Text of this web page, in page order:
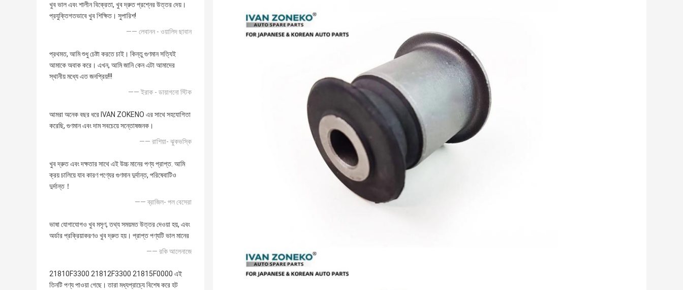
খুব ভাল এবং শালীন বিক্রেতা, খুব দ্রুত প্রশ্নের উত্তর দেয়।
প্রযুক্তিগতভাবে খুব শিক্ষিত। সুপারিশ!
—— লেবানন - ওয়ালিদ ছাবান
প্রথমত, আমি শুধু চেষ্টা করতে চাই। কিন্তু গুণমান সত্যিই
আমাকে অবাক করে। এখন, আমি জানি কেন এটা আমাদের
স্থানীয় মধ্যে এত জনপ্রিয়!!!
—— ইরাক - ডায়াগনো স্টিক
আমরা অনেক বছর ধরে IVAN ZOKENO এর সাথে সহযোগিতা
করেছি, গুণমান এবং দাম সবচেয়ে সন্তোষজনক।
—— রাশিয়া- ঝুকভস্কি
খুব দ্রুত এবং দক্ষতার সাথে এই উচ্চ মানের পণ্য প্রাপ্ত. আমি
ক্রয় চালিয়ে যাব কারণ পণ্যের গুণমান দুর্দান্ত, পরিষেবাটিও
দুর্দান্ত！
—— ব্রাজিল- পল বেসেরা
ভাষা যোগাযোগও খুব মসৃণ, তথ্য সময়মত উত্তর দেওয়া হয়, এবং
অর্ডার প্রক্রিয়াকরণও খুব দ্রুত হয়। প্রাপ্ত পণ্যটি ভাল মানের
—— রকি আলেনাজে
21810F3300 21812F3300 21815F0000 এই
তিনটি পণ্য পাওয়া গেছে। তারা মধ্যপ্রাচ্যে বিশেষ করে হট